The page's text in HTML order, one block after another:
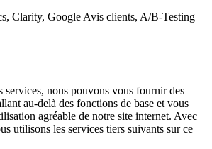
Clarity, Google Avis clients, A/B-Testing
services, nous pouvons vous fournir des
au-delà des fonctions de base et vous
agréable de notre site internet. Avec
utilisons les services tiers suivants sur ce